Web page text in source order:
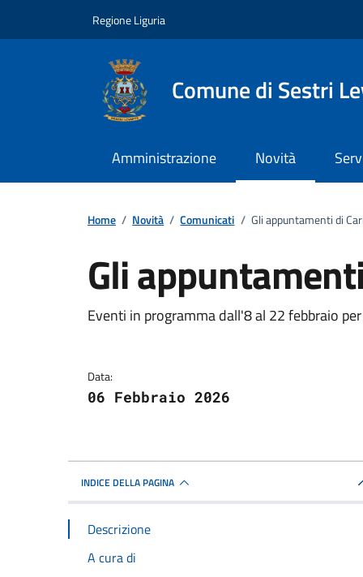
Regione Liguria
Comune di Sestri
Amministrazione Novità
Home / Novità / Comunicati / Gli appuntamenti di
Gli
Dettagli della
Eventi in programma dall'8 al 22 febbraio
Data:
06 Febbraio 2026
INDICE DELLA PAGINA
Descrizione
A cura di